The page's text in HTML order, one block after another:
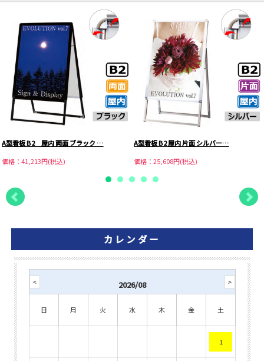
A型看板 B2 屋内 両面 ブラック …
価格：41,213円(税込)
A型看板 B2 屋内 片面 シルバー…
価格：25,608円(税込)
カレンダー